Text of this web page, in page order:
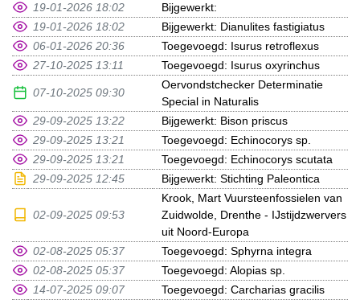
19-01-2026 18:02
Bijgewerkt:
19-01-2026 18:02
Bijgewerkt: Dianulites fastigiatus
06-01-2026 20:36
Toegevoegd: Isurus retroflexus
27-10-2025 13:11
Toegevoegd: Isurus oxyrinchus
07-10-2025 09:30
Oervondstchecker Determinatie
Special in Naturalis
29-09-2025 13:22
Bijgewerkt: Bison priscus
29-09-2025 13:21
Toegevoegd: Echinocorys sp.
29-09-2025 13:21
Toegevoegd: Echinocorys scutata
29-09-2025 12:45
Bijgewerkt: Stichting Paleontica
02-09-2025 09:53
Krook, Mart Vuursteenfossielen van
Zuidwolde, Drenthe - IJstijdzwervers
uit Noord-Europa
02-08-2025 05:37
Toegevoegd: Sphyrna integra
02-08-2025 05:37
Toegevoegd: Alopias sp.
14-07-2025 09:07
Toegevoegd: Carcharias gracilis